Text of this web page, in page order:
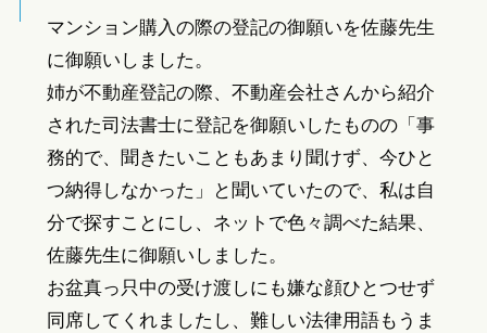
マンション購入の際の登記の御願いを佐藤先生
に御願いしました。
姉が不動産登記の際、不動産会社さんから紹介
された司法書士に登記を御願いしたものの「事
務的で、聞きたいこともあまり聞けず、今ひと
つ納得しなかった」と聞いていたので、私は自
分で探すことにし、ネットで色々調べた結果、
佐藤先生に御願いしました。
お盆真っ只中の受け渡しにも嫌な顔ひとつせず
同席してくれましたし、難しい法律用語もうま